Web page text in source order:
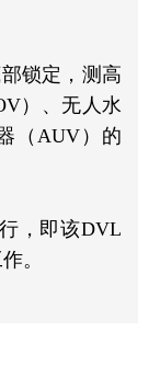
锁定，测高
）、无人水
（AUV）的
，即该DVL
。